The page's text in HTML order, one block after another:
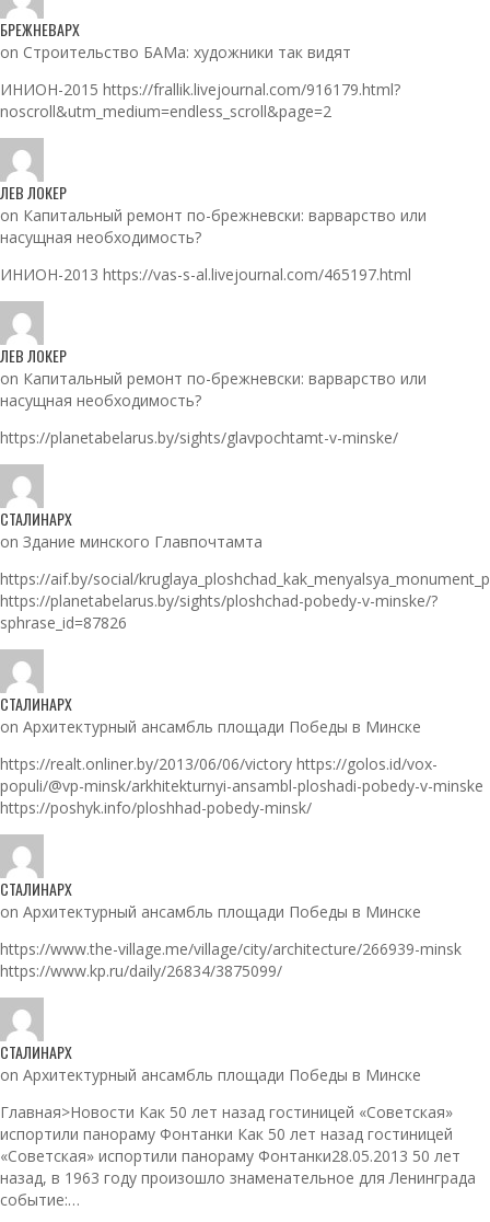
БРЕЖНЕВАРХ
on Строительство БАМа: художники так видят
ИНИОН-2015 https://frallik.livejournal.com/916179.html?
noscroll&utm_medium=endless_scroll&page=2
ЛЕВ ЛОКЕР
on Капитальный ремонт по-брежневски: варварство или
насущная необходимость?
ИНИОН-2013 https://vas-s-al.livejournal.com/465197.html
ЛЕВ ЛОКЕР
on Капитальный ремонт по-брежневски: варварство или
насущная необходимость?
https://planetabelarus.by/sights/glavpochtamt-v-minske/
СТАЛИНАРХ
on Здание минского Главпочтамта
https://aif.by/social/
https://planetabelarus.by/sights/ploshchad-pobedy-v-minske/?
sphrase_id=87826
СТАЛИНАРХ
on Архитектурный ансамбль площади Победы в Минске
https://realt.onliner.by/2013/06/06/victory https://golos.id/vox-
populi/@vp-minsk/arkhitekturnyi-ansambl-ploshadi-pobedy-v-minske
https://poshyk.info/ploshhad-pobedy-minsk/
СТАЛИНАРХ
on Архитектурный ансамбль площади Победы в Минске
https://www.the-village.me/village/city/architecture/266939-minsk
https://www.kp.ru/daily/26834/3875099/
СТАЛИНАРХ
on Архитектурный ансамбль площади Победы в Минске
Главная>Новости Как 50 лет назад гостиницей «Советская»
испортили панораму Фонтанки Как 50 лет назад гостиницей
«Советская» испортили панораму Фонтанки28.05.2013 50 лет
назад, в 1963 году произошло знаменательное для Ленинграда
событие:…